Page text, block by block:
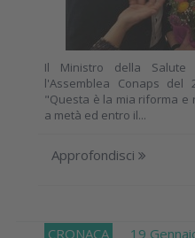
Il Ministro della Salute
l'Assemblea Conaps
"Questa è la mia riforma e
a metà ed entro il...
Approfondisci
CRONACA 19